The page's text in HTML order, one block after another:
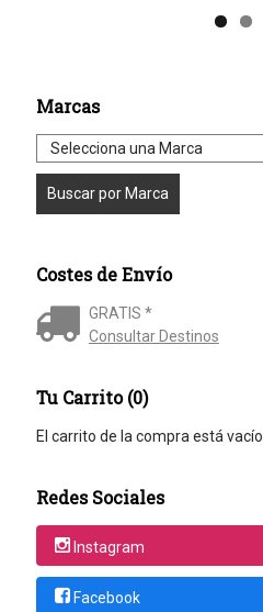
Marcas
Costes de Envío
GRATIS *
Consultar Destinos
Tu Carrito (0)
El carrito de la compra está vacío
Redes Sociales
Instagram
Facebook